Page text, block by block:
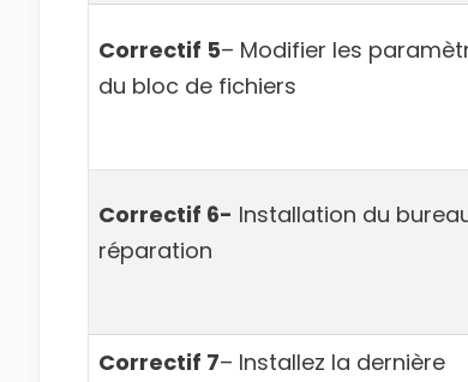
Correctif 5– Modifier les
du bloc de fichiers
Correctif 6- Installation du
réparation
Correctif 7– Installez la dernière